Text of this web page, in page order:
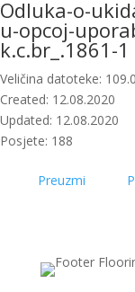
Odluka-o-
u-opcoj-
k.c.br_.1861-1
Veličina datoteke:
Created: 12.08.2020
Updated: 12.08.2020
Posjete: 188
Preuzmi